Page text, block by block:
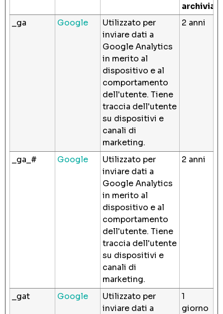
_ga
Google
Utilizzato per
inviare dati a
Google Analytics
in merito al
dispositivo e al
comportamento
dell'utente. Tiene
traccia dell'utente
su dispositivi e
canali di
marketing.
2 anni
_ga_# Google
Utilizzato per
inviare dati a
Google Analytics
in merito al
dispositivo e al
comportamento
dell'utente. Tiene
traccia dell'utente
su dispositivi e
canali di
marketing.
2 anni
_gat Google
Utilizzato per
inviare dati a
1
giorno